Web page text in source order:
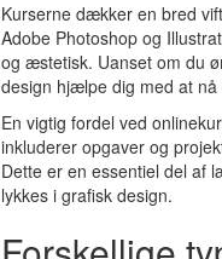
Kurserne dækker en bred
Adobe Photoshop og
og æstetisk. Uanset om du
design hjælpe dig med at nå
En vigtig fordel ved
inkluderer opgaver og
Dette er en essentiel del af
lykkes i grafisk design.